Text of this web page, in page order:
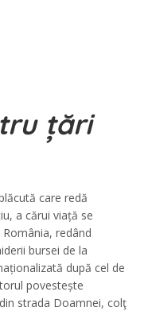
țări
care redă
a cărui viață se
redând
bursei de la
după cel de
povestește
strada Doamnei, colţ